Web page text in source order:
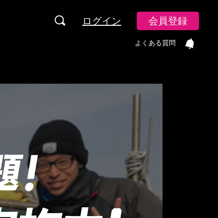
ログイン 会員登録
よくある質問